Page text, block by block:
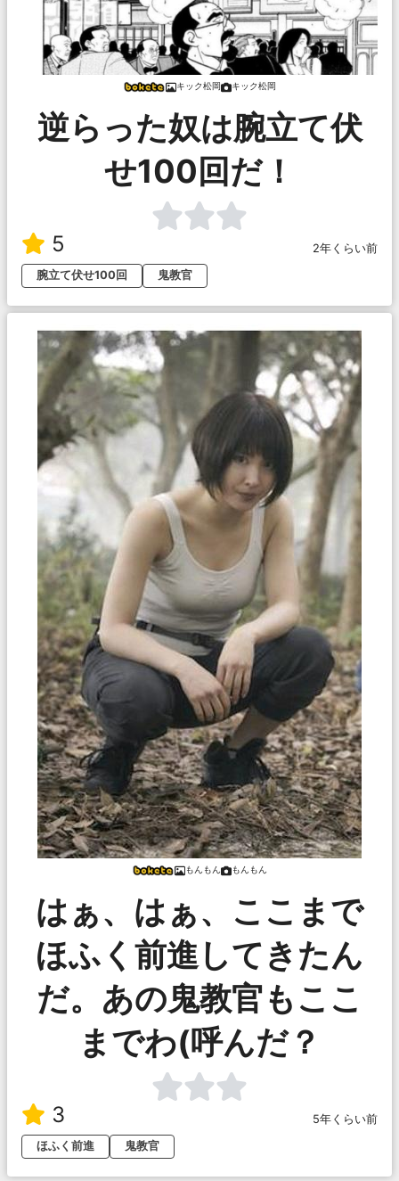
キック松岡 キック松岡
逆らった奴は腕立て伏
せ100回だ！
5
2年くらい前
腕立て伏せ100回
鬼教官
もんもん もんもん
はぁ、はぁ、ここまで
ほふく前進してきたん
だ。あの鬼教官もここ
までわ(呼んだ？
3
5年くらい前
ほふく前進
鬼教官